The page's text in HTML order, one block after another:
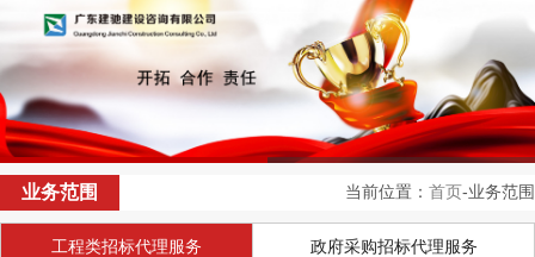
业务范围 当前位置： 首页-业务范围
工程类招标代理服务 政府采购招标代理服务